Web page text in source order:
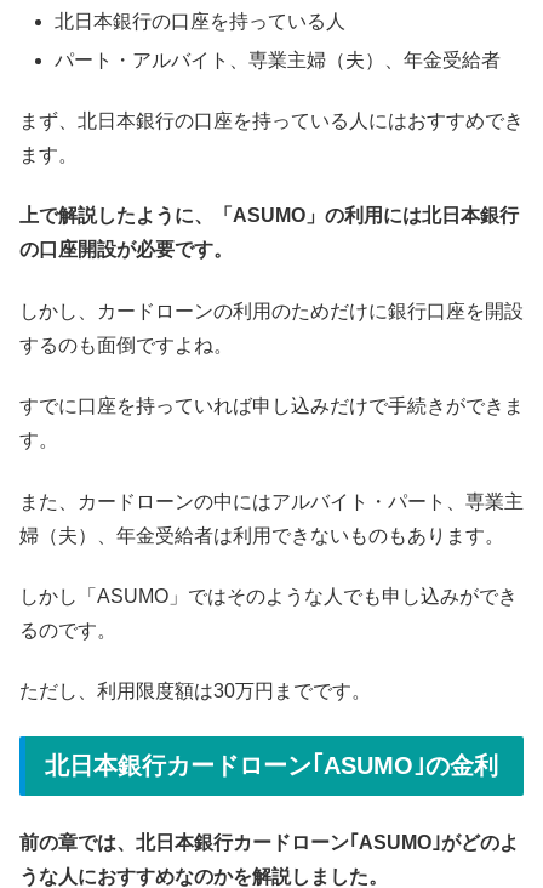
北日本銀行の口座を持っている人
パート・アルバイト、専業主婦（夫）、年金受給者
まず、北日本銀行の口座を持っている人にはおすすめでき
ます。
上で解説したように、「ASUMO」の利用には北日本銀行
の口座開設が必要です。
しかし、カードローンの利用のためだけに銀行口座を開設
するのも面倒ですよね。
すでに口座を持っていれば申し込みだけで手続きができま
す。
また、カードローンの中にはアルバイト・パート、専業主
婦（夫）、年金受給者は利用できないものもあります。
しかし「ASUMO」ではそのような人でも申し込みができ
るのです。
ただし、利用限度額は30万円までです。
北日本銀行カードローン｢ASUMO｣の金利
前の章では、北日本銀行カードローン｢ASUMO｣がどのよ
うな人におすすめなのかを解説しました。